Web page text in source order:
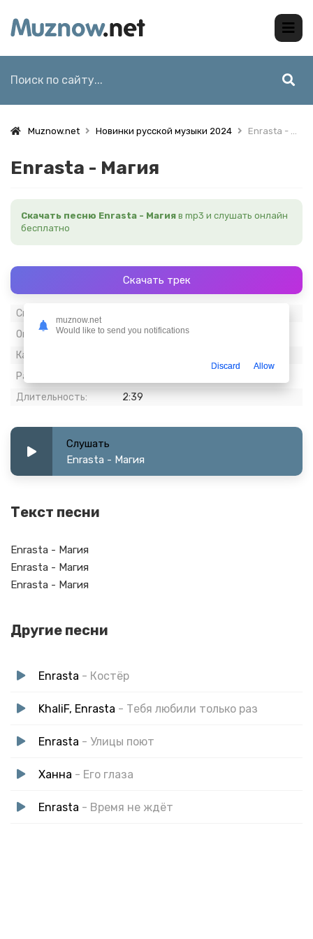
Muznow.net Новинки русской музыки 2024 Enrasta - Магия
Enrasta - Магия
Скачать песню Enrasta - Магия в mp3 и слушать онлайн
бесплатно
Скачать трек
Скачиваний:
Опубликовано:
14 апрель 2023
Качество:
Размер:
Длительность:
2:39
Слушать
Enrasta - Магия
Текст песни
Enrasta - Магия
Enrasta - Магия
Enrasta - Магия
Другие песни
Enrasta - Костёр
KhaliF, Enrasta - Тебя любили только раз
Enrasta - Улицы поют
Ханна - Его глаза
Enrasta - Время не ждёт
muznow.net
Would like to send you notifications
Discard Allow